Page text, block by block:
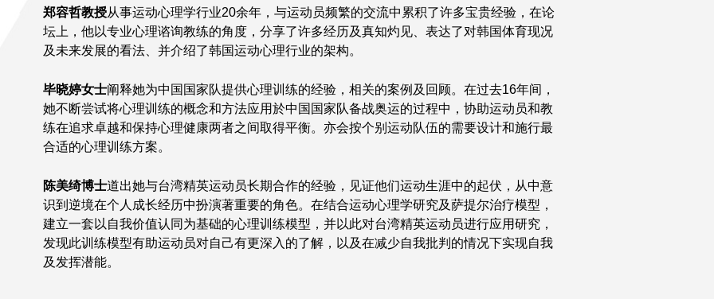
郑容哲教授从事运动心理学行业20余年，与运动员频繁的交流中累积了许多宝贵经验，在论
坛上，他以专业心理谘询教练的角度，分享了许多经历及真知灼见、表达了对韩国体育现况
及未来发展的看法、并介绍了韩国运动心理行业的架构。
毕晓婷女士阐释她为中国国家队提供心理训练的经验，相关的案例及回顾。在过去16年间，
她不断尝试将心理训练的概念和方法应用於中国国家队备战奥运的过程中，协助运动员和教
练在追求卓越和保持心理健康两者之间取得平衡。亦会按个别运动队伍的需要设计和施行最
合适的心理训练方案。
陈美绮博士道出她与台湾精英运动员长期合作的经验，见证他们运动生涯中的起伏，从中意
识到逆境在个人成长经历中扮演著重要的角色。在结合运动心理学研究及萨提尔治疗模型，
建立一套以自我价值认同为基础的心理训练模型，并以此对台湾精英运动员进行应用研究，
发现此训练模型有助运动员对自己有更深入的了解，以及在减少自我批判的情况下实现自我
及发挥潜能。